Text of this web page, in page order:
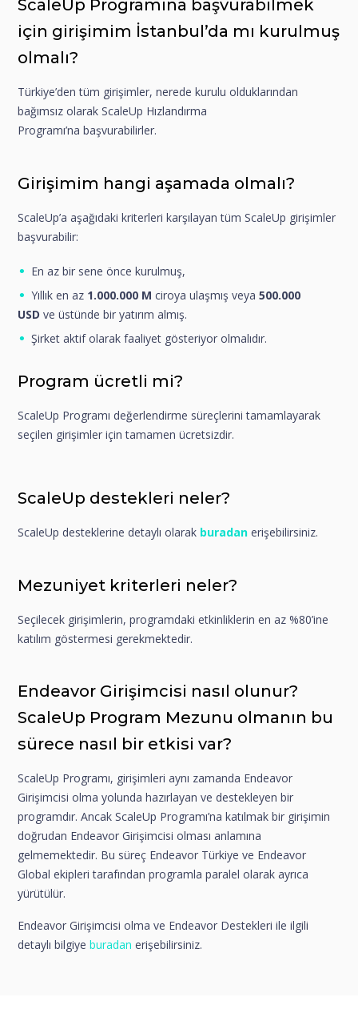
ScaleUp Programına başvurabilmek
için girişimim İstanbul’da mı kurulmuş
olmalı?
Türkiye’den tüm girişimler, nerede kurulu olduklarından
bağımsız olarak ScaleUp Hızlandırma
Programı’na başvurabilirler.
Girişimim hangi aşamada olmalı?
ScaleUp’a aşağıdaki kriterleri karşılayan tüm ScaleUp girişimler
başvurabilir:
En az bir sene önce kurulmuş,
Yıllık en az 1.000.000 M ciroya ulaşmış veya500.000
USD ve üstünde bir yatırım almış.
Şirket aktif olarak faaliyet gösteriyor olmalıdır.
Program ücretli mi?
ScaleUp Programı değerlendirme süreçlerini tamamlayarak
seçilen girişimler için tamamen ücretsizdir.
ScaleUp destekleri neler?
ScaleUp desteklerine detaylı olarak buradan erişebilirsiniz.
Mezuniyet kriterleri neler?
Seçilecek girişimlerin, programdaki etkinliklerin en az %80’ine
katılım göstermesi gerekmektedir.
Endeavor Girişimcisi nasıl olunur?
ScaleUp Program Mezunu olmanın bu
sürece nasıl bir etkisi var?
ScaleUp Programı, girişimleri aynı zamanda Endeavor
Girişimcisi olma yolunda hazırlayan ve destekleyen bir
programdır. Ancak ScaleUp Programı’na katılmak bir girişimin
doğrudan Endeavor Girişimcisi olması anlamına
gelmemektedir. Bu süreç Endeavor Türkiye ve Endeavor
Global ekipleri tarafından programla paralel olarak ayrıca
yürütülür.
Endeavor Girişimcisi olma ve Endeavor Destekleri ile ilgili
detaylı bilgiyeburadan erişebilirsiniz.